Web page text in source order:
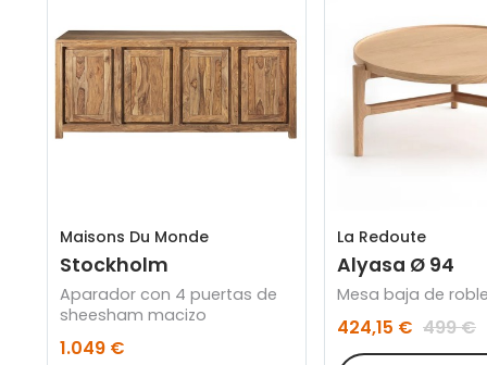
Maisons Du Monde
Stockholm
Aparador con 4 puertas de
sheesham macizo
1.049 €
La Redoute
Alyasa Ø 94
Mesa baja de
424,15 € 499 €